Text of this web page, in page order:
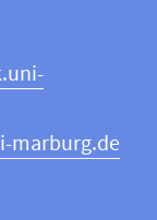
marburg.de